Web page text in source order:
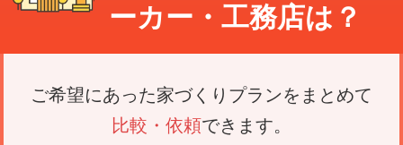
ーカー・工務店は？
ご希望にあった家づくりプランをまとめて
比較・依頼できます。